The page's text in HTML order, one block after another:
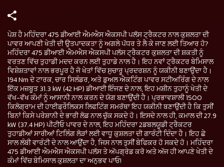
ਪੇਸ਼ ਹੈ ਮਹਿੰਦਰਾ 475 ਡੀਆਈ ਐਮਐਸ ਐਕਸਪੀ ਪਲੱਸ ਟ੍ਰੈਕਟਰ ਨਾਲ ਕੁਸ਼ਲਤਾ ਦੀ
ਪਾਵਰ ਆਪਣੀ ਖੇਤੀ ਦੀ ਉਤਪਾਦਕਤਾ ਨੂੰ ਅਗਲੇ ਪੱਧਰ ਤੇ ਲੈ ਕੇ ਜਾਣ ਲਈ ਤਿਆਰ ਹੋ?
ਮਹਿੰਦਰਾ 475 ਡੀਆਈ ਐਮਐਸ ਐਕਸਪੀ ਪਲੱਸ ਟ੍ਰੈਕਟਰ ਕੁਸ਼ਲਤਾ ਦੀ ਸ਼ਕਤੀ ਨੂੰ
ਵਰਤਣ ਵਿੱਚ ਤੁਹਾਡੀ ਮਦਦ ਕਰਨ ਲਈ ਤੁਹਾਡੇ ਨਾਲ ਹੈ। ਇਹ ਨਵਾਂ ਟ੍ਰੈਕਟਰ ਬੇਮਿਸਾਲ
ਵਿਸ਼ੇਸ਼ਤਾਵਾਂ ਨਾਲ ਭਰਪੂਰ ਹੈ ਜੋ ਖੇਤਾਂ ਵਿੱਚ ਸੁਚਾਰੂ ਪ੍ਰਦਰਸ਼ਨ ਨੂੰ ਯਕੀਨੀ ਬਣਾਉਂਦਾ ਹੈ।
194 Nm ਦੇ ਟਾਰਕ, ਚਾਰ ਸਿਲੰਡਰ, ਅਤੇ ਡੁਅਲ ਐਕਟਿੰਗ ਪਾਵਰ ਸਟੀਅਰਿੰਗ ਦੇ ਨਾਲ
ਇੱਕ ਮਜ਼ਬੂਤ 31.3 kW (42 HP) ਡੀਆਈ ਇੰਜਣ ਦੇ ਨਾਲ, ਇਹ ਮਸ਼ੀਨ ਤੁਹਾਨੂੰ ਖੇਤੀ ਦੇ
ਵੱਖ-ਵੱਖ ਕੰਮਾਂ ਨੂੰ ਆਸਾਨੀ ਨਾਲ ਕਰਨ ਦੇ ਯੋਗ ਬਣਾਉਂਦੀ ਹੈ। ਪ੍ਰਭਾਵਸ਼ਾਲੀ 1500
ਕਿਲੋਗ੍ਰਾਮ ਦੀ ਹਾਈਡ੍ਰੌਲਿਕਸ ਲਿਫਟਿੰਗ ਸਮਰੱਥਾ ਇਹ ਯਕੀਨੀ ਬਣਾਉਂਦੀ ਹੈ ਕਿ ਤੁਸੀਂ
ਬਿਨਾਂ ਕਿਸੇ ਪਰੇਸ਼ਾਨੀ ਦੇ ਭਾਰੀ ਲੋਡ ਨਾਲ ਚੁੱਕ ਸਕਦੇ ਹੋ। ਇਸਦੇ ਨਾਲ ਹੀ, ਕਮਾਲ ਦੀ 27.9
kW (37.4 HP) ਪੀਟੀਓ ਪਾਵਰ ਦੇ ਨਾਲ, ਇਹ ਮਹਿੰਦਰਾ 2ਡਬਲਯੂਡੀ ਟ੍ਰੈਕਟਰ
ਤੁਹਾਡੀਆਂ ਸਾਰੀਆਂ ਟਿਲਿੰਗ ਲੋੜਾਂ ਲਈ ਵਾਧੂ ਕੁਸ਼ਲਤਾ ਦੀ ਗਾਰੰਟੀ ਦਿੰਦਾ ਹੈ। ਇਹ ਛੇ
ਸਾਲ ਲੰਬੀ ਵਾਰੰਟੀ ਦੇ ਨਾਲ ਆਉਂਦਾ ਹੈ, ਜਿਸ ਨਾਲ ਤੁਸੀਂ ਬੇਫਿਕਰ ਹੋ ਸਕਦੇ ਹੋ। ਮਹਿੰਦਰਾ
475 ਡੀਆਈ ਐਮਐਸ ਐਕਸਪੀ ਪਲੱਸ ਤੇ ਅੱਪਗ੍ਰੇਡ ਕਰੋ ਅਤੇ ਅੱਜ ਹੀ ਆਪਣੇ ਖੇਤੀ ਦੇ
ਕੰਮਾਂ ਵਿੱਚ ਬੇਮਿਸਾਲ ਕੁਸ਼ਲਤਾ ਦਾ ਅਨੁਭਵ ਪਾਓ!